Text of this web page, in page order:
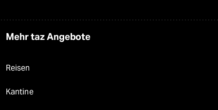
Mehr taz Angebote
Reisen
Kantine